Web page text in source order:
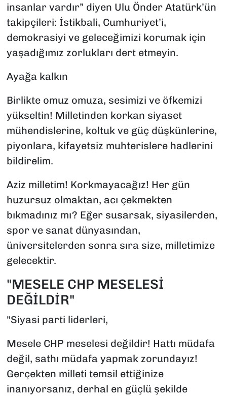
insanlar vardır” diyen Ulu Önder Atatürk’ün
takipçileri: İstikbali, Cumhuriyet’i,
demokrasiyi ve geleceğimizi korumak için
yaşadığımız zorlukları dert etmeyin.
Ayağa kalkın
Birlikte omuz omuza, sesimizi ve öfkemizi
yükseltin! Milletinden korkan siyaset
mühendislerine, koltuk ve güç düşkünlerine,
piyonlara, kifayetsiz muhterislere hadlerini
bildirelim.
Aziz milletim! Korkmayacağız! Her gün
huzursuz olmaktan, acı çekmekten
bıkmadınız mı? Eğer susarsak, siyasilerden,
spor ve sanat dünyasından,
üniversitelerden sonra sıra size, milletimize
gelecektir.
"MESELE CHP MESELESİ
DEĞİLDİR"
"Siyasi parti liderleri,
Mesele CHP meselesi değildir! Hattı müdafa
değil, sathı müdafa yapmak zorundayız!
Gerçekten milleti temsil ettiğinize
inanıyorsanız, derhal en güçlü şekilde